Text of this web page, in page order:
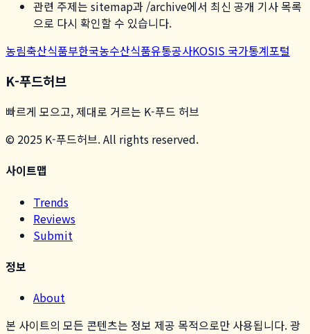
관련 주제는 sitemap과 /archive에서 최신 공개 기사 목록
으로 다시 확인할 수 있습니다.
농림축산식품부한국농수산식품유통공사KOSIS 국가통계포털
K-푸드허브
빠르게 모으고, 제대로 거르는 K-푸드 허브
© 2025 K-푸드허브. All rights reserved.
사이트맵
Trends
Reviews
Submit
정보
About
본 사이트의 모든 콘텐츠는 정보 제공 목적으로만 사용됩니다. 광